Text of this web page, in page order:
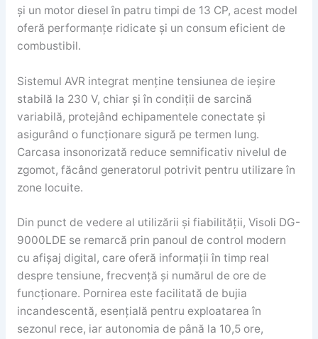
și un motor diesel în patru timpi de 13 CP, acest model
oferă performanțe ridicate și un consum eficient de
combustibil.
Sistemul AVR integrat menține tensiunea de ieșire
stabilă la 230 V, chiar și în condiții de sarcină
variabilă, protejând echipamentele conectate și
asigurând o funcționare sigură pe termen lung.
Carcasa insonorizată reduce semnificativ nivelul de
zgomot, făcând generatorul potrivit pentru utilizare în
zone locuite.
Din punct de vedere al utilizării și fiabilității, Visoli DG-
9000LDE se remarcă prin panoul de control modern
cu afișaj digital, care oferă informații în timp real
despre tensiune, frecvență și numărul de ore de
funcționare. Pornirea este facilitată de bujia
incandescentă, esențială pentru exploatarea în
sezonul rece, iar autonomia de până la 10,5 ore,